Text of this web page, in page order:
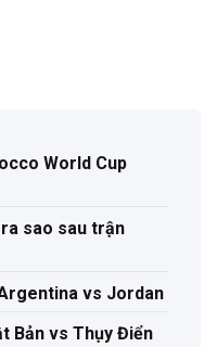
World Cup
sao sau trận
vs Jordan
Bản vs Thụy Điển